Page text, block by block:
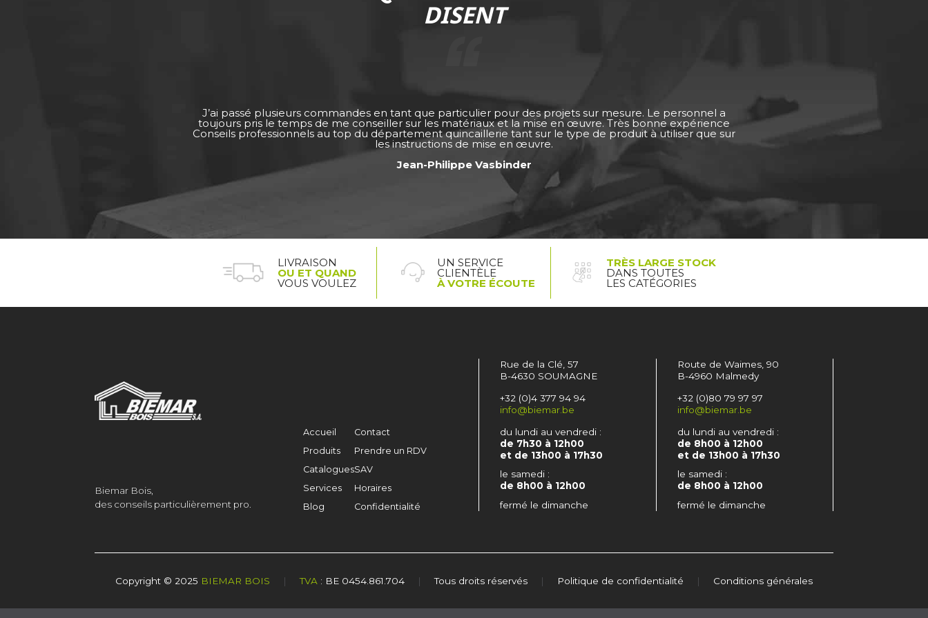
DISENT
J’ai passé plusieurs commandes en tant que particulier pour des projets sur mesure. Le personnel a
toujours pris le temps de me conseiller sur les matériaux et la mise en œuvre. Très bonne expérience
Conseils professionnels au top du département quincaillerie tant sur le type de produit à utiliser que sur
les instructions de mise en œuvre.
Jean-Philippe Vasbinder
LIVRAISON
OU ET QUAND
VOUS VOULEZ
UN SERVICE
CLIENTÈLE
À VOTRE ÉCOUTE
TRÈS LARGE STOCK
DANS TOUTES
LES CATÉGORIES
Biemar Bois,
des conseils particulièrement pro.
Accueil
Produits
Catalogues
Services
Blog
Contact
Prendre un RDV
SAV
Horaires
Confidentialité
Rue de la Clé, 57
B-4630 SOUMAGNE
+32 (0)4 377 94 94
info@biemar.be
du lundi au vendredi :
de 7h30 à 12h00
et de 13h00 à 17h30
le samedi :
de 8h00 à 12h00
fermé le dimanche
Route de Waimes, 90
B-4960 Malmedy
+32 (0)80 79 97 97
info@biemar.be
du lundi au vendredi :
de 8h00 à 12h00
et de 13h00 à 17h30
le samedi :
de 8h00 à 12h00
fermé le dimanche
Copyright © 2025 BIEMAR BOIS | TVA : BE 0454.861.704 | Tous droits réservés | Politique de confidentialité | Conditions générales